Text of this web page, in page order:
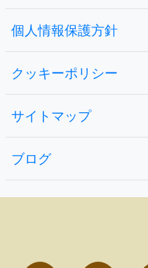
個人情報保護方針
クッキーポリシー
サイトマップ
ブログ